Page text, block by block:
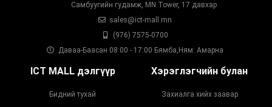
Самбуугийн гудамж, MN Tower, 17 давхар
sales@ict-mall.mn
(976) 7575-0700
Даваа-Баасан 08:00 - 17:00 Бямба,Ням: Амарна
ICT MALL дэлгүүр
Бидний тухай
Хэрэглэгчийн булан
Захиалга хийх заавар